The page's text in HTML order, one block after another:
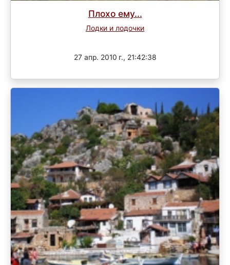
Плохо ему...
Лодки и лодочки
27 апр. 2010 г., 21:42:38